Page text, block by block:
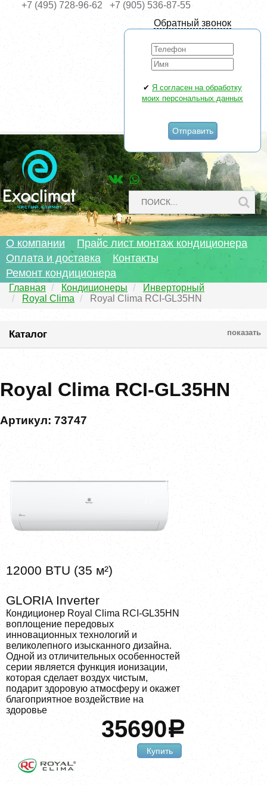
Обратный звонок
✔ Я согласен на обработку
моих персональных данных
Заказать на0 c
+7 (495) 728-96-62 +7 (905) 536-87-55
О компании
Прайс лист монтаж кондиционера
Оплата и доставка
Контакты
Ремонт кондиционера
Главная Кондиционеры
Инверторный
Royal Clima
Royal Clima RCI-GL35HN
Каталог показать
Royal Clima RCI-GL35HN
Артикул: 73747
12000 BTU (35 м²)
GLORIA Inverter
Кондиционер Royal Clima RCI-GL35HN
воплощение передовых
инновационных технологий и
великолепного изысканного дизайна.
Одной из отличительных особенностей
серии является функция ионизации,
которая сделает воздух чистым,
подарит здоровую атмосферу и окажет
благоприятное воздействие на
здоровье
35690a
Купить